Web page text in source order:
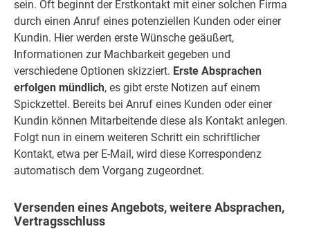
sein. Oft beginnt der Erstkontakt mit einer solchen Firma
durch einen Anruf eines potenziellen Kunden oder einer
Kundin. Hier werden erste Wünsche geäußert,
Informationen zur Machbarkeit gegeben und
verschiedene Optionen skizziert. Erste Absprachen
erfolgen mündlich, es gibt erste Notizen auf einem
Spickzettel. Bereits bei Anruf eines Kunden oder einer
Kundin können Mitarbeitende diese als Kontakt anlegen.
Folgt nun in einem weiteren Schritt ein schriftlicher
Kontakt, etwa per E-Mail, wird diese Korrespondenz
automatisch dem Vorgang zugeordnet.
Versenden eines Angebots, weitere Absprachen,
Vertragsschluss